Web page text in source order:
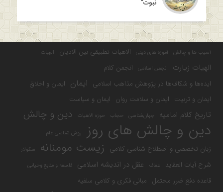
نبوت”
آسیب ها و چالش آموزه های دینی الاهیات تطبیقی بین الادیان الهیات
الهیات زیارت انجمن اسلامی
انجمن کلام
ایده‌ها و شکاف‌ها در پژوهش مذاهب اسلامی ایمان ایمان و اخلاق
ایمان و تربیت ایمان و سلامت روان ایمان و سیاست
تاریخ کلام امامیه جهان‌شناسی حجاب حوزه الاهیات دین و چالش
دین و چالش های روز روش شناسی علم
زبان تخصصی و اصطلاح شناسی کلامی زیست مومنانه سکولار
شرح آیات العقاید عفاف عقل در اندیشه اسلامی فلسفه و منابع وحیانی
قاعده دفع ضرر محتمل مبانی فکری و کلامی سلفیه